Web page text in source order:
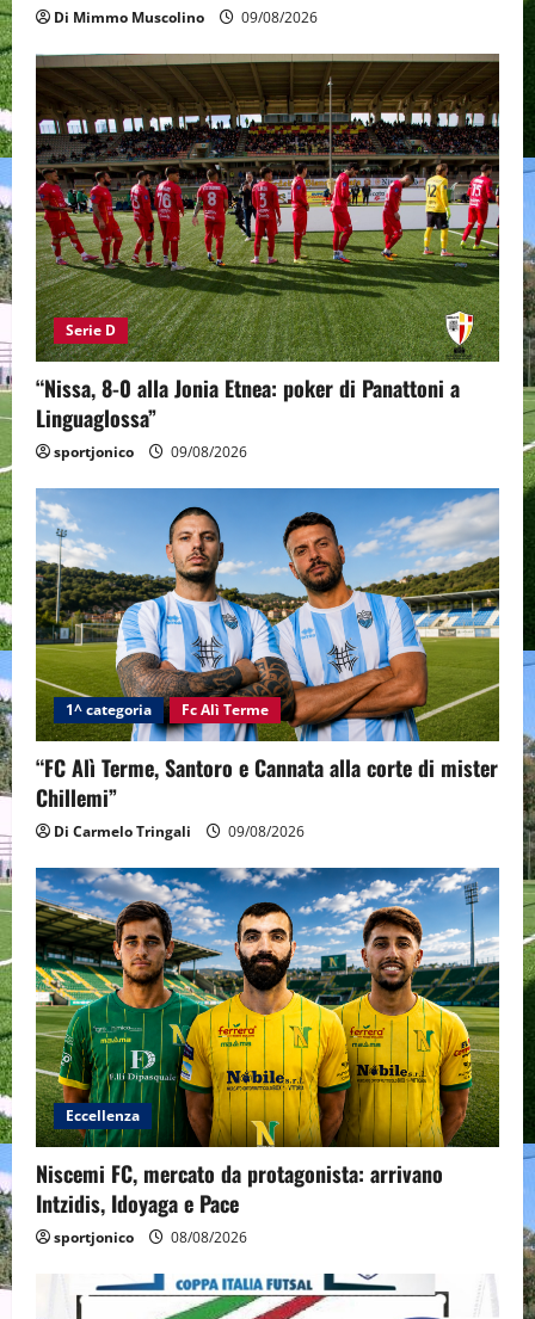
Di Mimmo Muscolino 09/08/2026
Serie D
“Nissa, 8-0 alla Jonia Etnea: poker di Panattoni a
Linguaglossa”
sportjonico 09/08/2026
1^ categoria Fc Alì Terme
“FC Alì Terme, Santoro e Cannata alla corte di mister
Chillemi”
Di Carmelo Tringali 09/08/2026
Eccellenza
Niscemi FC, mercato da protagonista: arrivano
Intzidis, Idoyaga e Pace
sportjonico 08/08/2026